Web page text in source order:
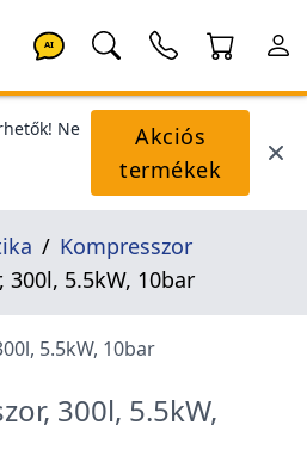
AI
Ne
Akciós
termékek
Kompresszor
5.5kW, 10bar
300l, 5.5kW,